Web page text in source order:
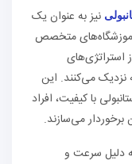
نیز به عنوان یک
آموزشگاه‌های متخصص
استراتژی‌های
نزدیک می‌کنند. این
با کیفیت، افراد
می‌سازند.
دلیل سرعت و